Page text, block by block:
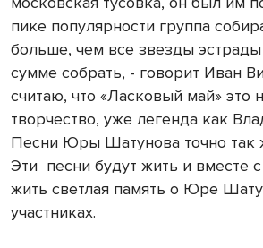
пике популярности группа
больше, чем все звезды
сумме собрать, - говорит Иван
считаю, что «Ласковый май» это
творчество, уже легенда как
Песни Юры Шатунова точно так
Эти песни будут жить и вместе
жить светлая память о Юре
участниках.